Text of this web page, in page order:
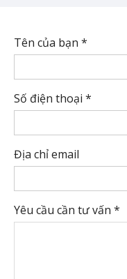
Tên của bạn *
Số điện thoại *
Địa chỉ email
Yêu cầu cần tư vấn *